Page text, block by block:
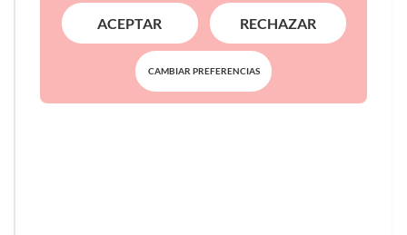
ACEPTAR RECHAZAR
CAMBIAR PREFERENCIAS